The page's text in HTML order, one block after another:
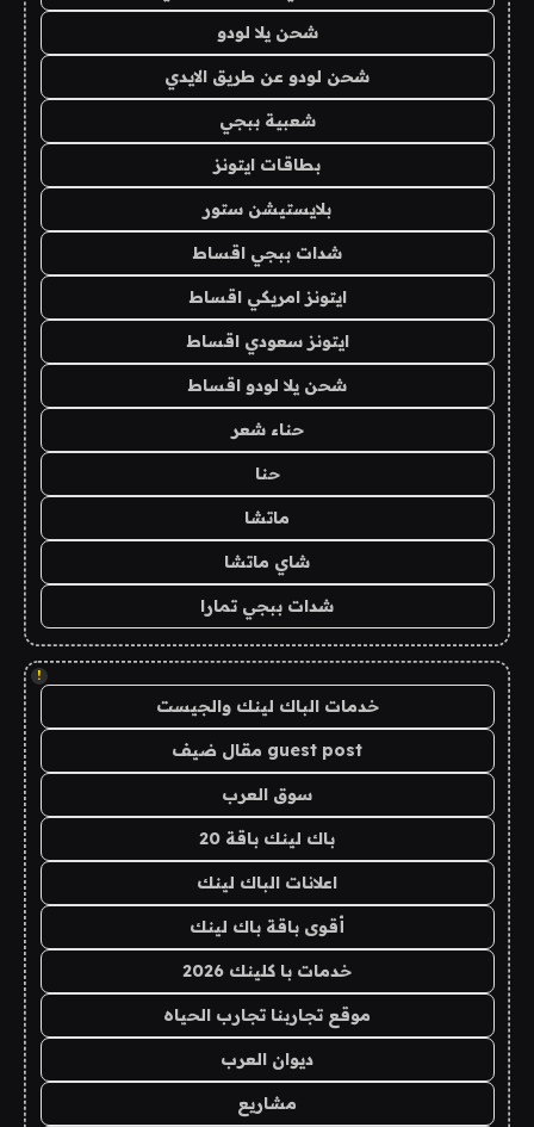
شحن يلا لودو
شحن لودو عن طريق الايدي
شعبية ببجي
بطاقات ايتونز
بلايستيشن ستور
شدات ببجي اقساط
ايتونز امريكي اقساط
ايتونز سعودي اقساط
شحن يلا لودو اقساط
حناء شعر
حنا
ماتشا
شاي ماتشا
شدات ببجي تمارا
!
خدمات الباك لينك والجيست
guest post مقال ضيف
سوق العرب
باك لينك باقة 20
اعلانات الباك لينك
أقوى باقة باك لينك
خدمات با كلينك 2026
موقع تجاربنا تجارب الحياه
ديوان العرب
مشاريع